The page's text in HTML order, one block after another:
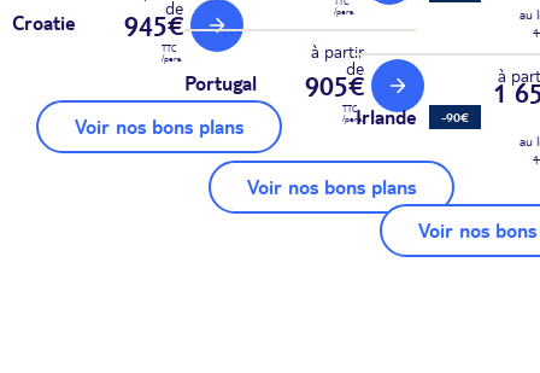
Croatie
de
945€
TTC
/pers.
Voir nos bons plans
/pers.
Portugal
à partir
de
905€
TTC
/pers.
Voir nos bons plans
au
Irlande -90€
à
1
au
Voir nos